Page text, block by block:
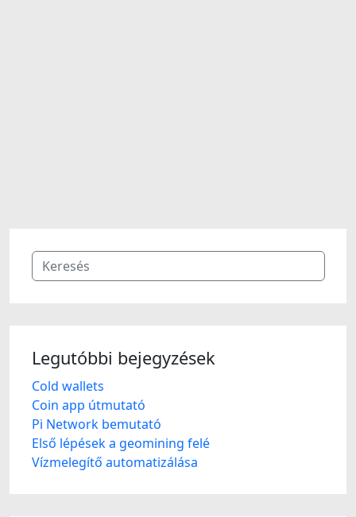
Legutóbbi bejegyzések
Cold wallets
Coin app útmutató
Pi Network bemutató
Első lépések a geomining felé
Vízmelegítő automatizálása